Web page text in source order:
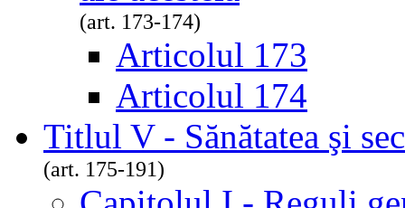
(art. 173-174)
Articolul 173
Articolul 174
Titlul V - Sănătatea şi
(art. 175-191)